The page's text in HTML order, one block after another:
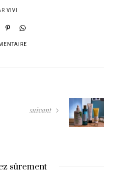
VIVI
suivant
sûrement